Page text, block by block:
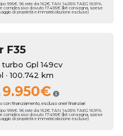
995€. 96 rate da 162€. TAN 14.05% TAEG 16.91%.
complessivo dovuto 17.495€ (kit consegna, spese
di proprietà e immatricolazione escluse)
F35
turbo Gpl 149cv
· 100.742 km
9.950€
con finanziamento, escluso oneri finanziari
995€. 96 rate da 162€. TAN 14.05% TAEG 16.91%.
complessivo dovuto 17.495€ (kit consegna, spese
di proprietà e immatricolazione escluse)